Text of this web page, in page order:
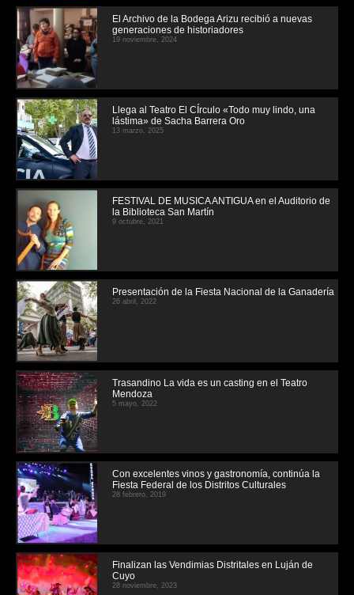
El Archivo de la Bodega Arizu recibió a nuevas
generaciones de historiadores
19 noviembre, 2024
Llega al Teatro El CÍrculo «Todo muy lindo, una
lástima» de Sacha Barrera Oro
13 marzo, 2025
FESTIVAL DE MUSICA ANTIGUA en el Auditorio de
la Biblioteca San Martín
9 octubre, 2021
Presentación de la Fiesta Nacional de la Ganadería
26 abril, 2022
Trasandino La vida es un casting en el Teatro
Mendoza
5 mayo, 2022
Con excelentes vinos y gastronomía, continúa la
Fiesta Federal de los Distritos Culturales
28 febrero, 2019
Finalizan las Vendimias Distritales en Luján de
Cuyo
28 noviembre, 2023